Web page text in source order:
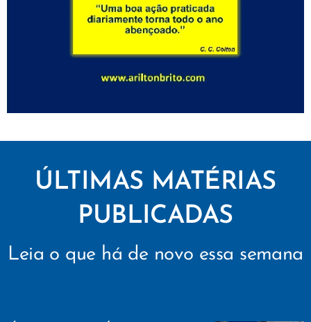
ÚLTIMAS MATÉRIAS
PUBLICADAS
Leia o que há de novo essa semana